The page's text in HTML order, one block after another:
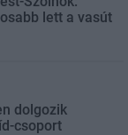
lett a vasút
dolgozik
csoport